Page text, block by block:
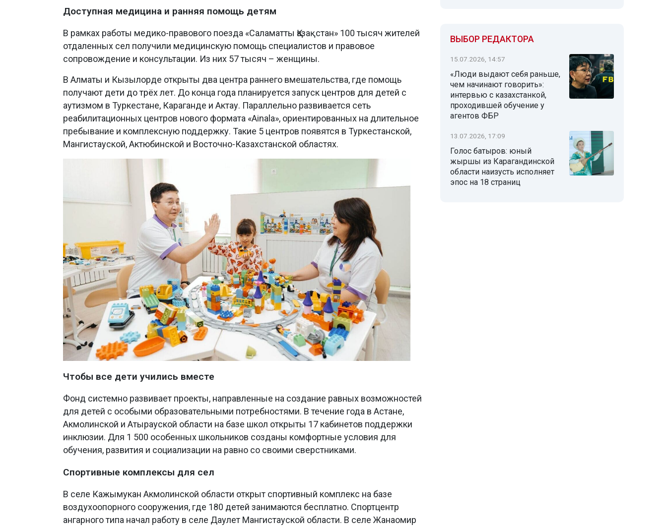
Доступная медицина и ранняя помощь детям
В рамках работы медико-правового поезда «Саламатты Қазақстан» 100 тысяч жителей
отдаленных сел получили медицинскую помощь специалистов и правовое
сопровождение и консультации. Из них 57 тысяч – женщины.
В Алматы и Кызылорде открыты два центра раннего вмешательства, где помощь
получают дети до трёх лет. До конца года планируется запуск центров для детей с
аутизмом в Туркестане, Караганде и Актау. Параллельно развивается сеть
реабилитационных центров нового формата «Ainala», ориентированных на длительное
пребывание и комплексную поддержку. Такие 5 центров появятся в Туркестанской,
Мангистауской, Актюбинской и Восточно-Казахстанской областях.
Чтобы все дети учились вместе
Фонд системно развивает проекты, направленные на создание равных возможностей
для детей с особыми образовательными потребностями. В течение года в Астане,
Акмолинской и Атырауской области на базе школ открыты 17 кабинетов поддержки
инклюзии. Для 1 500 особенных школьников созданы комфортные условия для
обучения, развития и социализации на равно со своими сверстниками.
Спортивные комплексы для сел
В селе Кажымукан Акмолинской области открыт спортивный комплекс на базе
воздухоопорного сооружения, где 180 детей занимаются бесплатно. Спортцентр
ангарного типа начал работу в селе Даулет Мангистауской области. В селе Жанаомир
ВЫБОР РЕДАКТОРА
15.07.2026, 14:57
«Люди выдают себя раньше,
чем начинают говорить»:
интервью с казахстанкой,
проходившей обучение у
агентов ФБР
13.07.2026, 17:09
Голос батыров: юный
жыршы из Карагандинской
области наизусть исполняет
эпос на 18 страниц